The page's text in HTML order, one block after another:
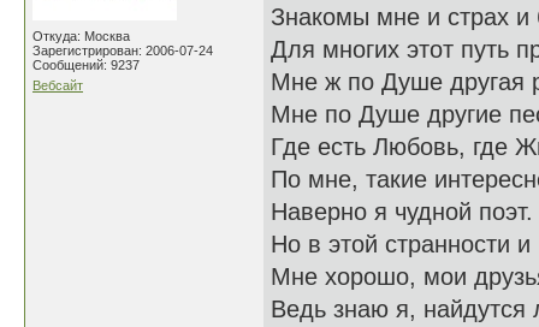
Откуда: Москва
Зарегистрирован: 2006-07-24
Сообщений: 9237
Вебсайт
Знакомы мне и страх и
Для многих этот путь
Мне ж по Душе другая
Мне по Душе другие
Где есть Любовь, где
По мне, такие
Наверно я чудной поэт.
Но в этой странности и
Мне хорошо, мои
Ведь знаю я, найдутся